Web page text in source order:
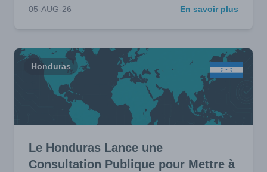
05-AUG-26 En savoir plus
Honduras
Le Honduras Lance une
Consultation Publique pour Mettre à